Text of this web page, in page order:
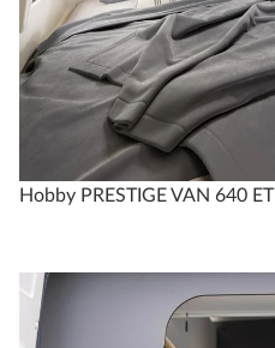
Hobby PRESTIGE VAN 640 ET